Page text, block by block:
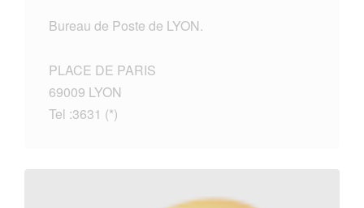
Bureau de Poste de LYON.
PLACE DE PARIS
69009 LYON
Tel :3631 (*)